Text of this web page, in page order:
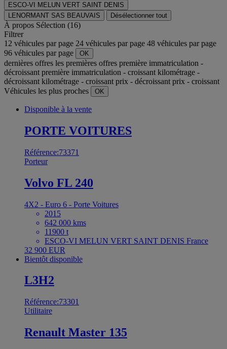
ESCO-VI MELUN VERT SAINT DENIS
LENORMANT SAS BEAUVAIS
Désélectionner tout
À propos Sélection (16)
Filtrer
12 véhicules par page 24 véhicules par page 48 véhicules par page
96 véhicules par page
OK
dernières offres les premières offres première immatriculation -
décroissant première immatriculation - croissant kilométrage -
décroissant kilométrage - croissant prix - décroissant prix - croissant
Véhicules les plus proches
OK
Disponible à la vente
PORTE VOITURES
Référence:73371
Porteur
Volvo FL 240
4X2 - Euro 6 - Porte Voitures
2015
642 000 kms
11900 t
ESCO-VI MELUN VERT SAINT DENIS France
32 900 EUR
Bientôt disponible
L3H2
Référence:73301
Utilitaire
Renault Master 135